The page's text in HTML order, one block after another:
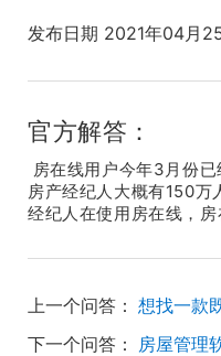
发布日期 2021年04月
官方解答：
房在线用户今年3月份
房产经纪人大概有150万
经纪人在使用房在线，房
上一个问答：
下一个问答： 房屋管理